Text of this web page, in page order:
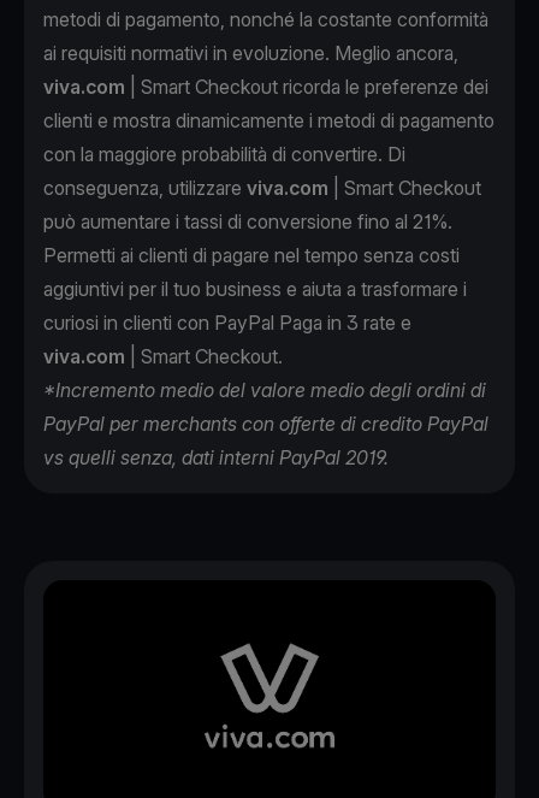
metodi di pagamento, nonché la costante conformità
ai requisiti normativi in evoluzione. Meglio ancora,
viva.com | Smart Checkout ricorda le preferenze dei
clienti e mostra dinamicamente i metodi di pagamento
con la maggiore probabilità di convertire. Di
conseguenza, utilizzare viva.com | Smart Checkout
può aumentare i tassi di conversione fino al 21%.
Permetti ai clienti di pagare nel tempo senza costi
aggiuntivi per il tuo business e aiuta a trasformare i
curiosi in clienti con PayPal Paga in 3 rate e
viva.com | Smart Checkout.
*Incremento medio del valore medio degli ordini di
PayPal per merchants con offerte di credito PayPal
vs quelli senza, dati interni PayPal 2019.